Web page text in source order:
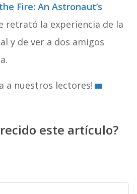
Fire: An Astronaut’s
retrató la experiencia de la
y de ver a dos amigos
a nuestros lectores!
este artículo?